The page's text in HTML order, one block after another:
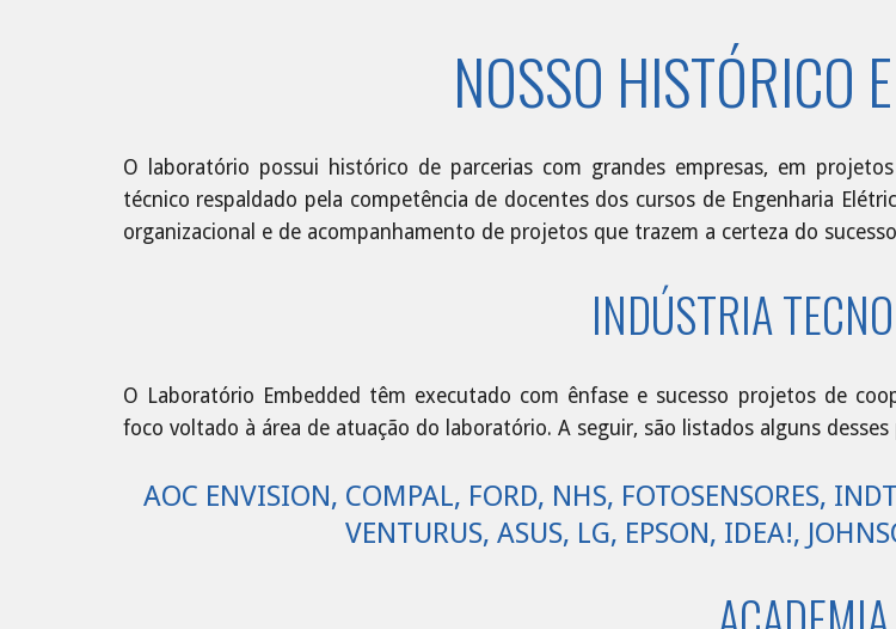
NOSSO HISTÓRICO
O laboratório possui histórico de parcerias com grandes empresas, em
técnico respaldado pela competência de docentes dos cursos de Engenharia
organizacional e de acompanhamento de projetos que trazem a certeza do
INDÚSTRIA
O Laboratório Embedded têm executado com ênfase e sucesso projetos de
foco voltado à área de atuação do laboratório. A seguir, são listados alguns
AOC ENVISION, COMPAL, FORD, NHS, FOTOSENSORES,
VENTURUS, ASUS, LG, EPSON, IDEA!,